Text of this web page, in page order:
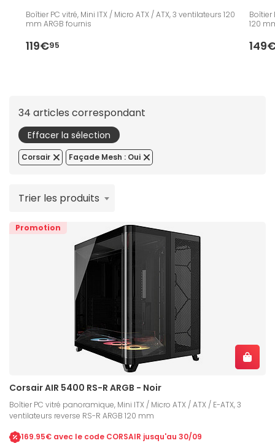
Boîtier PC vitré, Mini ITX / Micro ATX / ATX, 3 ventilateurs 120
mm ARGB fournis
119€95
Boîtier
120
34 articles correspondant
Effacer la sélection
Corsair Façade Mesh : Oui
Trier les produits
Promotion
Corsair AIR 5400 RS-R ARGB - Noir
Boîtier PC vitré panoramique, Mini ITX / Micro ATX / ATX / E-ATX, 3
ventilateurs reverse RS-R ARGB 120 mm
169.95€ avec le code CORSAIR jusqu'au 30/09